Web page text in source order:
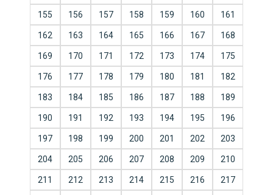
155 156 157 158 159 160 161
162 163 164 165 166 167 168
169 170 171 172 173 174 175
176 177 178 179 180 181 182
183 184 185 186 187 188 189
190 191 192 193 194 195 196
197 198 199 200 201 202 203
204 205 206 207 208 209 210
211 212 213 214 215 216 217